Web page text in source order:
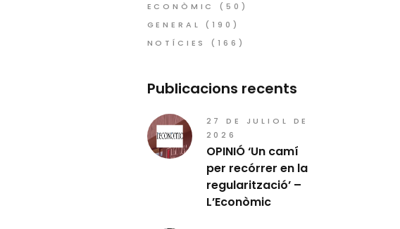
ECONÒMIC
(50)
GENERAL
(190)
NOTÍCIES
(166)
Publicacions recents
27 DE JULIOL DE
2026
OPINIÓ ‘Un camí
per recórrer en la
regularització’ –
L’Econòmic